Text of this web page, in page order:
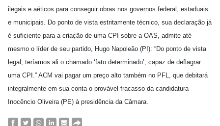
ilegais e aéticos para conseguir obras nos governos federal, estaduais
e municipais. Do ponto de vista estritamente técnico, sua declaração já
é suficiente para a criação de uma CPI sobre a OAS, admite até
mesmo o líder de seu partido, Hugo Napoleão (PI): “Do ponto de vista
legal, teríamos ali o chamado ‘fato determinado’, capaz de deflagrar
uma CPI.” ACM vai pagar um preço alto também no PFL, que debitará
integralmente em sua conta o provável fracasso da candidatura
Inocêncio Oliveira (PE) à presidência da Câmara.